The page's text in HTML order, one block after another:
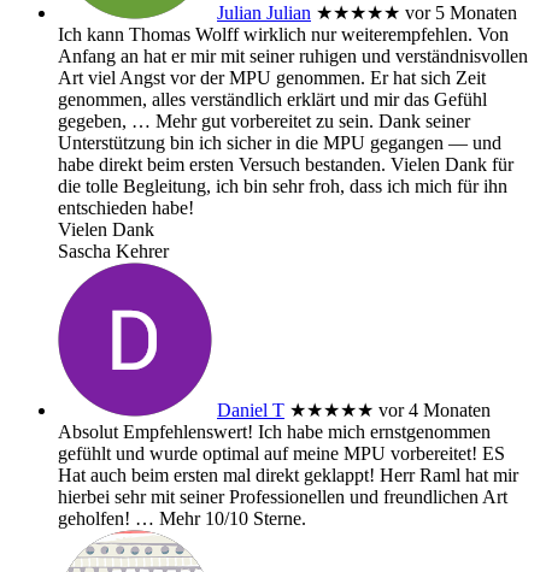
Julian Julian ★★★★★ vor 5 Monaten
Ich kann Thomas Wolff wirklich nur weiterempfehlen. Von
Anfang an hat er mir mit seiner ruhigen und verständnisvollen
Art viel Angst vor der MPU genommen. Er hat sich Zeit
genommen, alles verständlich erklärt und mir das Gefühl
gegeben, … Mehrgut vorbereitet zu sein. Dank seiner
Unterstützung bin ich sicher in die MPU gegangen — und
habe direkt beim ersten Versuch bestanden. Vielen Dank für
die tolle Begleitung, ich bin sehr froh, dass ich mich für ihn
entschieden habe!
Vielen Dank
Sascha Kehrer
Daniel T ★★★★★ vor 4 Monaten
Absolut Empfehlenswert! Ich habe mich ernstgenommen
gefühlt und wurde optimal auf meine MPU vorbereitet! ES
Hat auch beim ersten mal direkt geklappt! Herr Raml hat mir
hierbei sehr mit seiner Professionellen und freundlichen Art
geholfen! … Mehr10/10 Sterne.